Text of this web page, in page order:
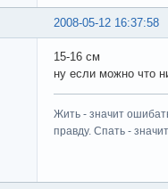
2008-05-12 16:37:58
15-16 см
ну если можно что
Жить - значит
правду. Спать -